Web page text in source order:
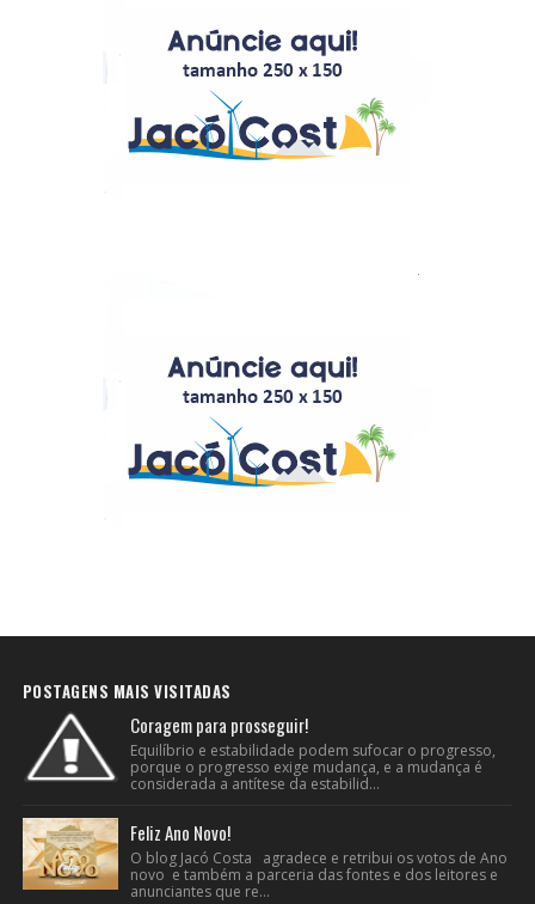
POSTAGENS MAIS VISITADAS
Coragem para prosseguir!
Equilíbrio e estabilidade podem sufocar o progresso,
porque o progresso exige mudança, e a mudança é
considerada a antítese da estabilid...
Feliz Ano Novo!
O blog Jacó Costa agradece e retribui os votos de Ano
novo e também a parceria das fontes e dos leitores e
anunciantes que re...